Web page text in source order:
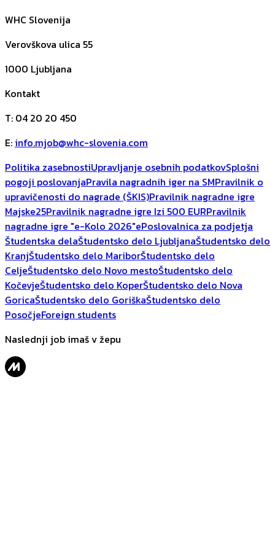
WHC Slovenija
Verovškova ulica 55
1000 Ljubljana
Kontakt
T: 04 20 20 450
E: info.mjob@whc-slovenia.com
Politika zasebnostiUpravljanje osebnih podatkovSplošni
pogoji poslovanjaPravila nagradnih iger na SMPravilnik o
upravičenosti do nagrade (ŠKIS)Pravilnik nagradne igre
Majske25Pravilnik nagradne igre Izi 500 EURPravilnik
nagradne igre "e-Kolo 2026"ePoslovalnica za podjetja
Študentska delaŠtudentsko delo LjubljanaŠtudentsko delo
KranjŠtudentsko delo MariborŠtudentsko delo
CeljeŠtudentsko delo Novo mestoŠtudentsko delo
KočevjeŠtudentsko delo KoperŠtudentsko delo Nova
GoricaŠtudentsko delo GoriškaŠtudentsko delo
PosočjeForeign students
Naslednji job imaš v žepu